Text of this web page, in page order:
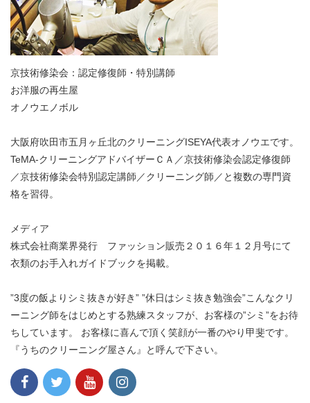
京技術修染会：認定修復師・特別講師
お洋服の再生屋
オノウエノボル
大阪府吹田市五月ヶ丘北のクリーニングISEYA代表オノウエです。
TeMA-クリーニングアドバイザーＣＡ／京技術修染会認定修復師
／京技術修染会特別認定講師／クリーニング師／と複数の専門資
格を習得。
メディア
株式会社商業界発行 ファッション販売２０１６年１２月号にて
衣類のお手入れガイドブックを掲載。
”3度の飯よりシミ抜きが好き” ”休日はシミ抜き勉強会”こんなクリ
ーニング師をはじめとする熟練スタッフが、お客様の”シミ”をお待
ちしています。 お客様に喜んで頂く笑顔が一番のやり甲斐です。
『うちのクリーニング屋さん』と呼んで下さい。